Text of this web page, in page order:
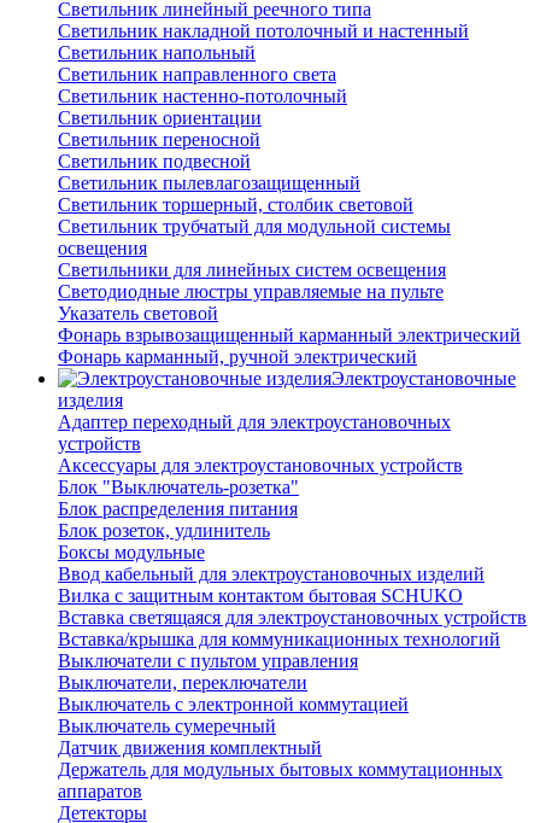
Светильник линейный реечного типа
Светильник накладной потолочный и настенный
Светильник напольный
Светильник направленного света
Светильник настенно-потолочный
Светильник ориентации
Светильник переносной
Светильник подвесной
Светильник пылевлагозащищенный
Светильник торшерный, столбик световой
Светильник трубчатый для модульной системы
освещения
Светильники для линейных систем освещения
Светодиодные люстры управляемые на пульте
Указатель световой
Фонарь взрывозащищенный карманный электрический
Фонарь карманный, ручной электрический
Электроустановочные
изделия
Адаптер переходный для электроустановочных
устройств
Аксессуары для электроустановочных устройств
Блок "Выключатель-розетка"
Блок распределения питания
Блок розеток, удлинитель
Боксы модульные
Ввод кабельный для электроустановочных изделий
Вилка с защитным контактом бытовая SCHUKO
Вставка светящаяся для электроустановочных устройств
Вставка/крышка для коммуникационных технологий
Выключатели с пультом управления
Выключатели, переключатели
Выключатель с электронной коммутацией
Выключатель сумеречный
Датчик движения комплектный
Держатель для модульных бытовых коммутационных
аппаратов
Детекторы